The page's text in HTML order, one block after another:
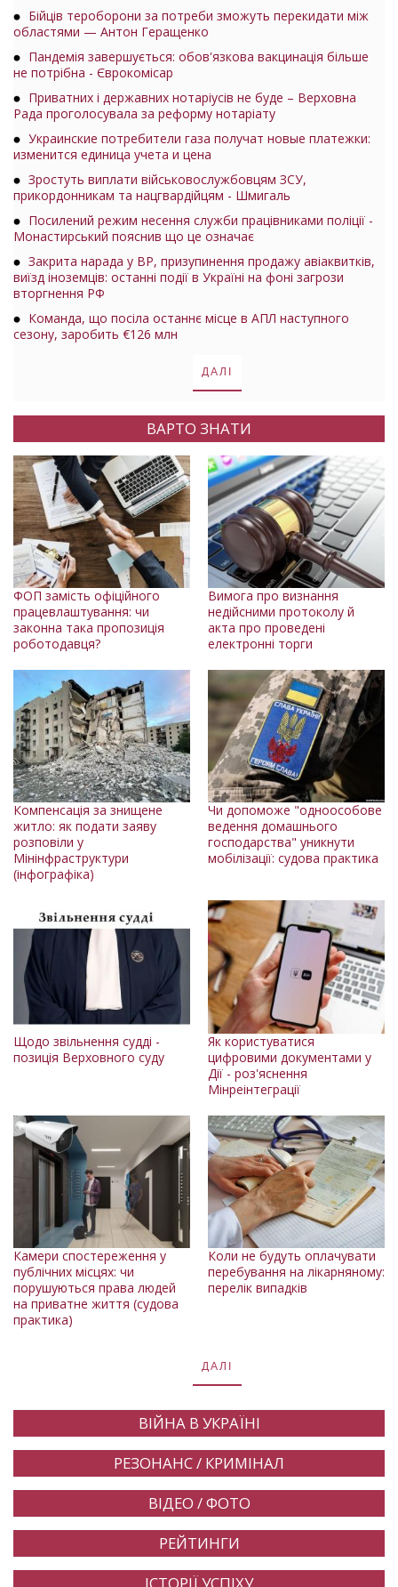
Бійців тероборони за потреби зможуть перекидати між
областями — Антон Геращенко
Пандемія завершується: обов'язкова вакцинація більше
не потрібна - Єврокомісар
Приватних і державних нотаріусів не буде – Верховна
Рада проголосувала за реформу нотаріату
Украинские потребители газа получат новые платежки:
изменится единица учета и цена
Зростуть виплати військовослужбовцям ЗСУ,
прикордонникам та нацгвардійцям - Шмигаль
Посилений режим несення служби працівниками поліції -
Монастирський пояснив що це означає
Закрита нарада у ВР, призупинення продажу авіаквитків,
виїзд іноземців: останні події в Україні на фоні загрози
вторгнення РФ
Команда, що посіла останнє місце в АПЛ наступного
сезону, заробить €126 млн
ДАЛІ
ВАРТО ЗНАТИ
ФОП замість офіційного
працевлаштування: чи
законна така пропозиція
роботодавця?
Вимога про визнання
недійсними протоколу й
акта про проведені
електронні торги
Компенсація за знищене
житло: як подати заяву
розповіли у
Мінінфраструктури
(інфографіка)
Чи допоможе "одноособове
ведення домашнього
господарства" уникнути
мобілізації: судова практика
Щодо звільнення судді -
позиція Верховного суду
Як користуватися
цифровими документами у
Дії - роз'яснення
Мінреінтеграції
Камери спостереження у
публічних місцях: чи
порушуються права людей
на приватне життя (судова
практика)
Коли не будуть оплачувати
перебування на лікарняному:
перелік випадків
ДАЛІ
ВІЙНА В УКРАЇНІ
РЕЗОНАНС / КРИМІНАЛ
ВІДЕО / ФОТО
РЕЙТИНГИ